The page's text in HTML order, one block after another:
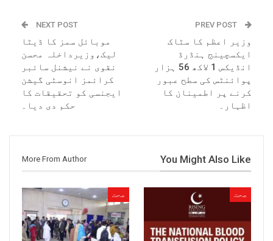
وزیر اعظم کا سٹاک
ایکسچینج ہنڈرڈ
انڈیکس 1 لاکھ 56 ہزار
پوائنٹس کی سطح عبور
کرنے پر اطمینان کا
اظہار۔
NEXT POST
موبائل سمز کا ڈیٹا
لیک،وزیرداخلہ محسن
نقوی نے نیشنل سائبر
کرائمز انوسٹی گیشن
ایجنسی کو تحقیقات کا
حکم دی دیا۔
You Might Also Like
More From Author
صحت صحت